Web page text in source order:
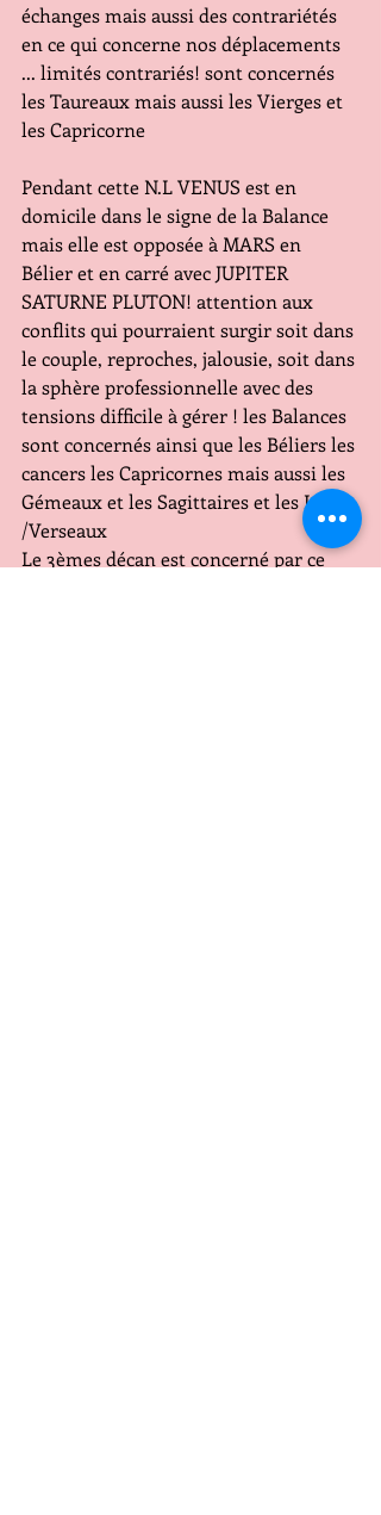
échanges mais aussi des contrariétés
en ce qui concerne nos déplacements
... limités contrariés! sont concernés
les Taureaux mais aussi les Vierges et
les Capricorne
Pendant cette N.L VENUS est en
domicile dans le signe de la Balance
mais elle est opposée à MARS en
Bélier et en carré avec JUPITER
SATURNE PLUTON! attention aux
conflits qui pourraient surgir soit dans
le couple, reproches, jalousie, soit dans
la sphère professionnelle avec des
tensions difficile à gérer ! les Balances
sont concernés ainsi que les Béliers les
cancers les Capricornes mais aussi les
Gémeaux et les Sagittaires et les Lions
/Verseaux
Le 3èmes décan est concerné par ce